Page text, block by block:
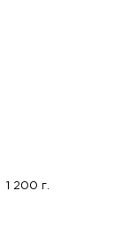
1 200 г.